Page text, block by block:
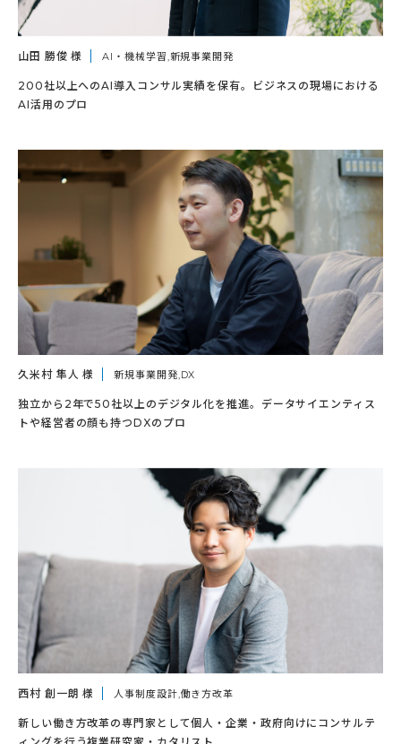
山田 勝俊 様 AI・機械学習,新規事業開発
200社以上へのAI導入コンサル実績を保有。ビジネスの現場における
AI活用のプロ
久米村 隼人 様 新規事業開発,DX
独立から2年で50社以上のデジタル化を推進。データサイエンティス
トや経営者の顔も持つDXのプロ
西村 創一朗 様 人事制度設計,働き方改革
新しい働き方改革の専門家として個人・企業・政府向けにコンサルテ